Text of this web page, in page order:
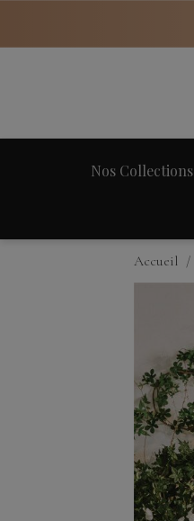
Nos Collections
Accueil